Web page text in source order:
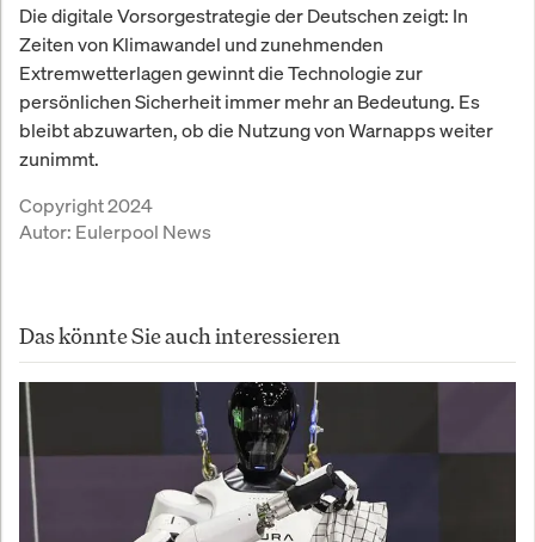
Die digitale Vorsorgestrategie der Deutschen zeigt: In
Zeiten von Klimawandel und zunehmenden
Extremwetterlagen gewinnt die Technologie zur
persönlichen Sicherheit immer mehr an Bedeutung. Es
bleibt abzuwarten, ob die Nutzung von Warnapps weiter
zunimmt.
Copyright 2024
Autor: Eulerpool News
Das könnte Sie auch interessieren